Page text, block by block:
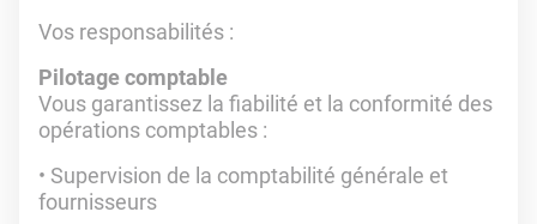
Vos responsabilités :
Pilotage comptable
Vous garantissez la fiabilité et la conformité des
opérations comptables :
Supervision de la comptabilité générale et
fournisseurs